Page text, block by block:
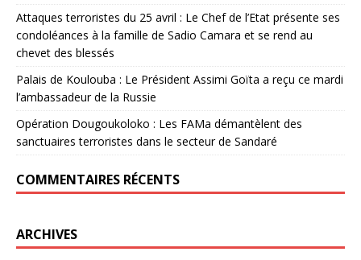
Attaques terroristes du 25 avril : Le Chef de l’Etat présente ses
condoléances à la famille de Sadio Camara et se rend au
chevet des blessés
Palais de Koulouba : Le Président Assimi Goïta a reçu ce mardi
l’ambassadeur de la Russie
Opération Dougoukoloko : Les FAMa démantèlent des
sanctuaires terroristes dans le secteur de Sandaré
COMMENTAIRES RÉCENTS
ARCHIVES